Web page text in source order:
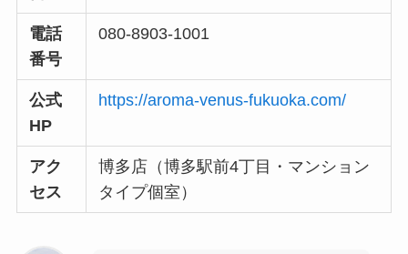
電話
番号
080-8903-1001
公式
HP
https://aroma-venus-fukuoka.com/
アク
セス
博多店（博多駅前4丁目・マンション
タイプ個室）